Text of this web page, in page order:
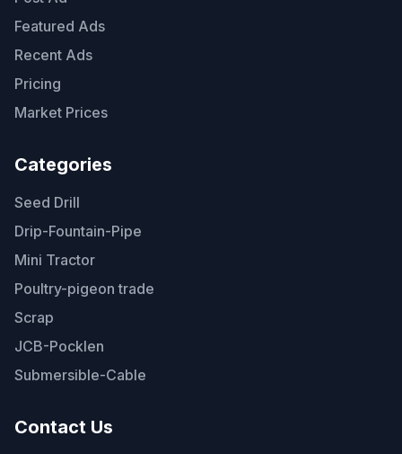
Featured Ads
Recent Ads
Pricing
Market Prices
Categories
Seed Drill
Drip-Fountain-Pipe
Mini Tractor
Poultry-pigeon trade
Scrap
JCB-Pocklen
Submersible-Cable
Contact Us